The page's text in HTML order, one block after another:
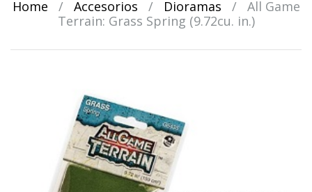
Home / Accesorios / Dioramas /
All Game
Terrain: Grass Spring (9.72cu. in.)